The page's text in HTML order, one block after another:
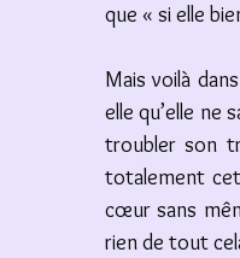
que « si elle
Mais voilà
elle qu’elle ne
troubler son
totalement
cœur sans
rien de tout